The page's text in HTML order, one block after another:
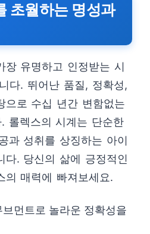
초월하는 명성과
장 유명하고 인정받는 시
다. 뛰어난 품질, 정확성,
으로 수십 년간 변함없는
롤렉스의 시계는 단순한
과 성취를 상징하는 아이
다. 당신의 삶에 긍정적인
의 매력에 빠져보세요.
먼트로 놀라운 정확성을